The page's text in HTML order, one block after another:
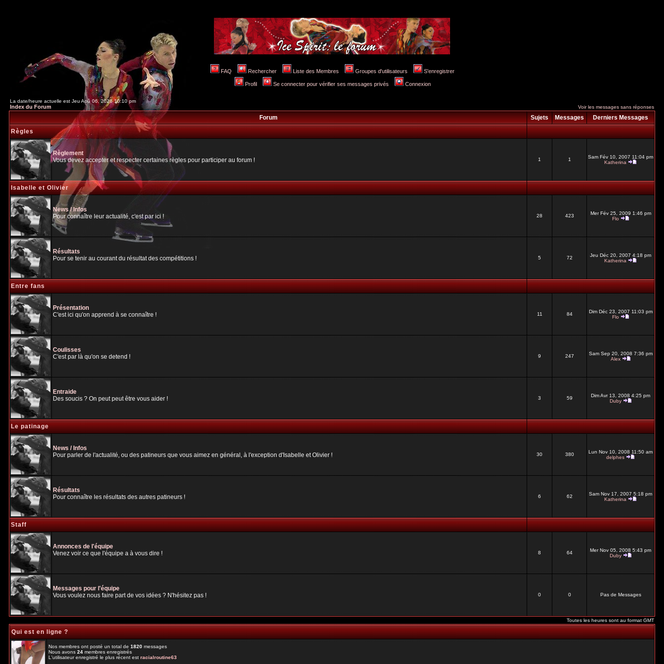
FAQ Rechercher Liste des Membres Groupes d'utilisateurs S'enregistrer
Profil Se connecter pour vérifier ses messages privés Connexion
La date/heure actuelle est Jeu Aoû 06, 2026 10:10 pm
Index du Forum Voir les messages sans réponses
Forum Sujets Messages
Derniers Messages
Règles
Règlement
Vous devez accepter et respecter certaines règles pour participer au forum !
1 1
Sam Fév 10, 2007 11:04 pm
Katherina
Isabelle et Olivier
News / Infos
Pour connaître leur actualité, c'est par ici !
28 423
Mer Fév 25, 2009 1:46 pm
Flo
Résultats
Pour se tenir au courant du résultat des compétitions !
5 72
Jeu Déc 20, 2007 4:18 pm
Katherina
Entre fans
Présentation
C'est ici qu'on apprend à se connaître !
11 84
Dim Déc 23, 2007 11:03 pm
Flo
Coulisses
C'est par là qu'on se detend !
9 247
Sam Sep 20, 2008 7:36 pm
Alex
Entraide
Des soucis ? On peut peut être vous aider !
3 59
Dim Avr 13, 2008 4:25 pm
Duby
Le patinage
News / Infos
Pour parler de l'actualité, ou des patineurs que vous aimez en général, à l'exception d'Isabelle et Olivier !
30 380
Lun Nov 10, 2008 11:50 am
delphes
Résultats
Pour connaître les résultats des autres patineurs !
6 62
Sam Nov 17, 2007 5:18 pm
Katherina
Staff
Annonces de l'équipe
Venez voir ce que l'équipe a à vous dire !
8 64
Mer Nov 05, 2008 5:43 pm
Duby
Messages pour l'équipe
Vous voulez nous faire part de vos idées ? N'hésitez pas !
0 0 Pas de Messages
Toutes les heures sont au format GMT
Qui est en ligne ?
Nos membres ont posté un total de1820messages
Nous avons24membres enregistrés
L'utilisateur enregistré le plus récent estracialroutine63